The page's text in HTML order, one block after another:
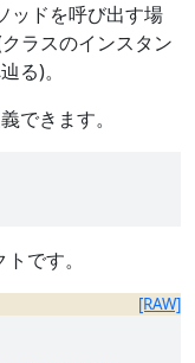
ッドを呼び出す場
ラスのインスタン
る)。
できます。
です。
[RAW]